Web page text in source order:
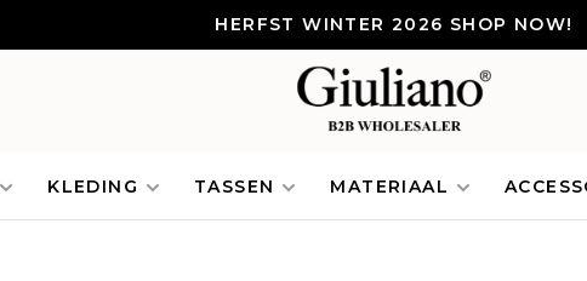
HERFST WINTER 2026 SHOP NOW!
KLEDING TASSEN MATERIAAL